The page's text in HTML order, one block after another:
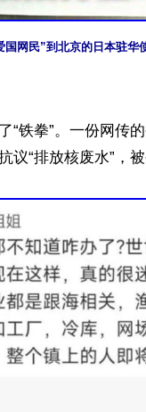
网民”到北京的日本驻华
铁拳”。一份网传
议“排放核废水”，被